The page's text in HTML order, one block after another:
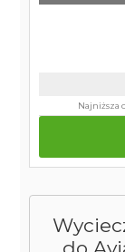
Najniższa